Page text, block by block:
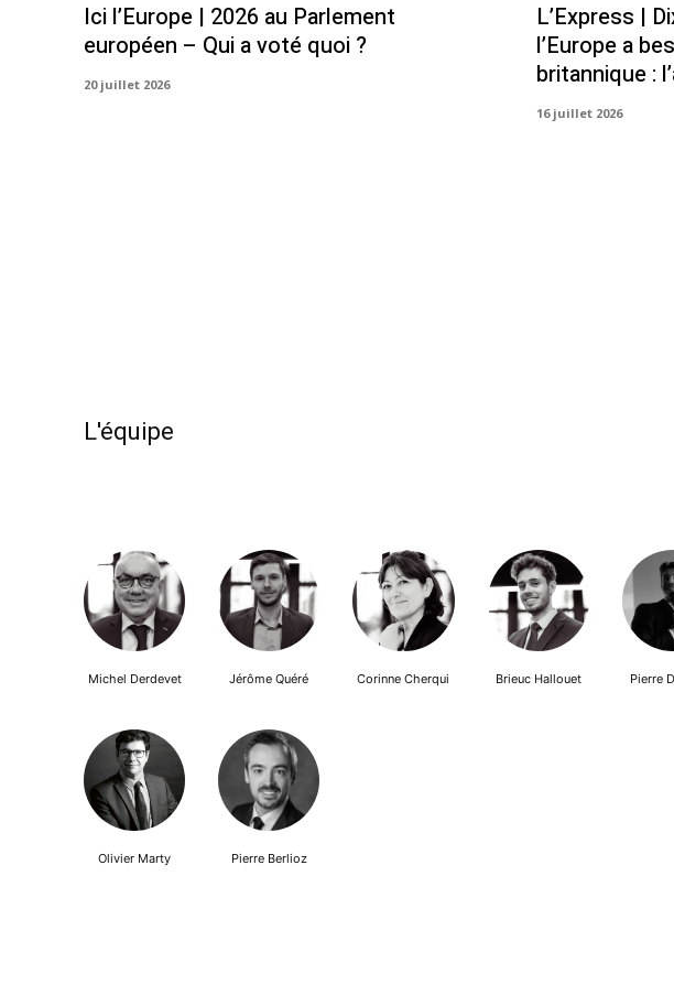
Ici l’Europe | 2026 au Parlement
européen – Qui a voté quoi ?
20 juillet 2026
L’Express |
l’Europe a
britannique :
16 juillet 2026
L'équipe
Michel Derdevet Jérôme Quéré Corinne Cherqui Brieuc Hallouet Pierre
Olivier Marty Pierre Berlioz